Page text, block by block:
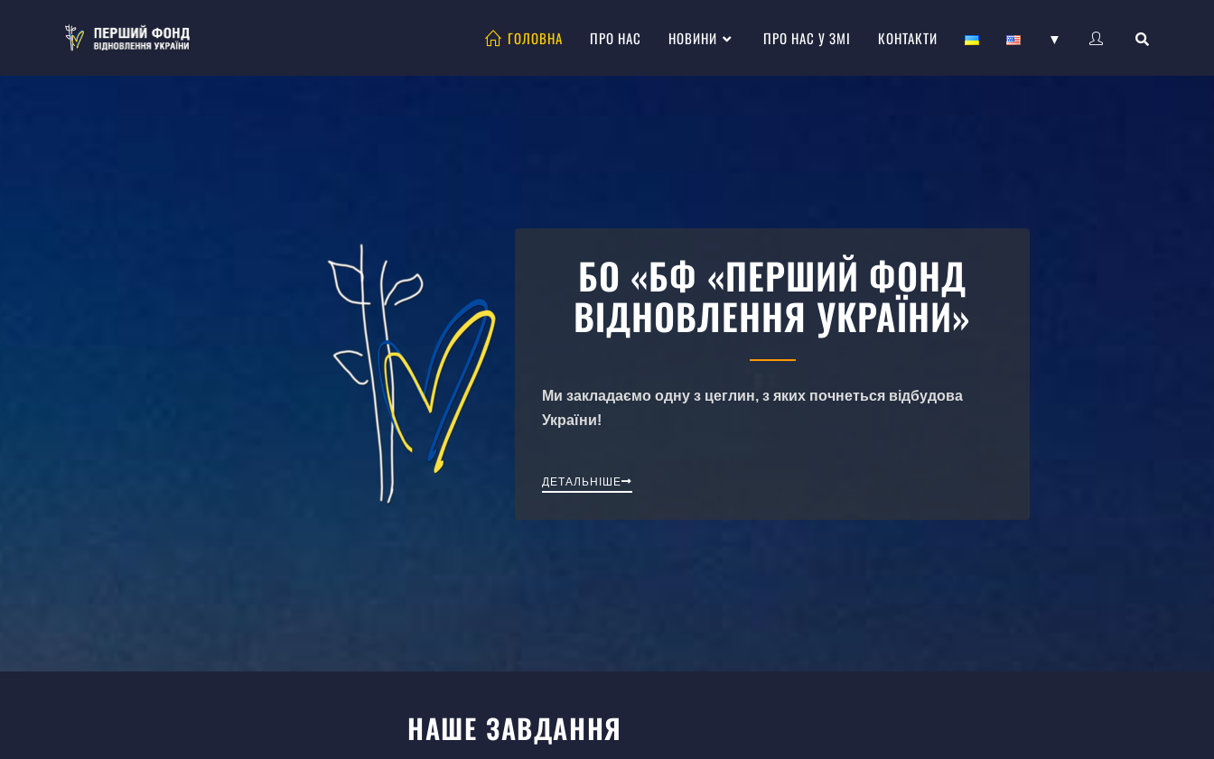
ГОЛОВНА ПРО НАС НОВИНИ ПРО НАС У ЗМІ КОНТАКТИ ▼
БО «БФ «ПЕРШИЙ ФОНД
ВІДНОВЛЕННЯ УКРАЇНИ»
Ми закладаємо одну з цеглин, з яких почнеться відбудова
України!
ДЕТАЛЬНІШЕ
НАШЕ ЗАВДАННЯ